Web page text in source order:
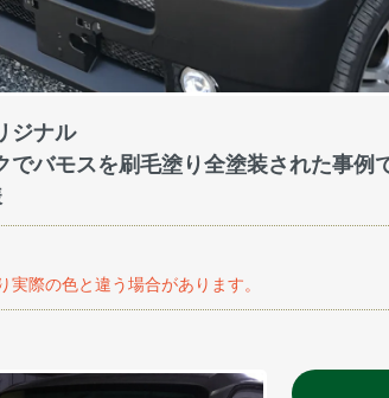
ジナル
でバモスを刷毛塗り全塗装された事例
実際の色と違う場合があります。